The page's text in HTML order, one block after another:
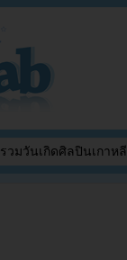
รวมวันเกิดศิลปินเกาหลี